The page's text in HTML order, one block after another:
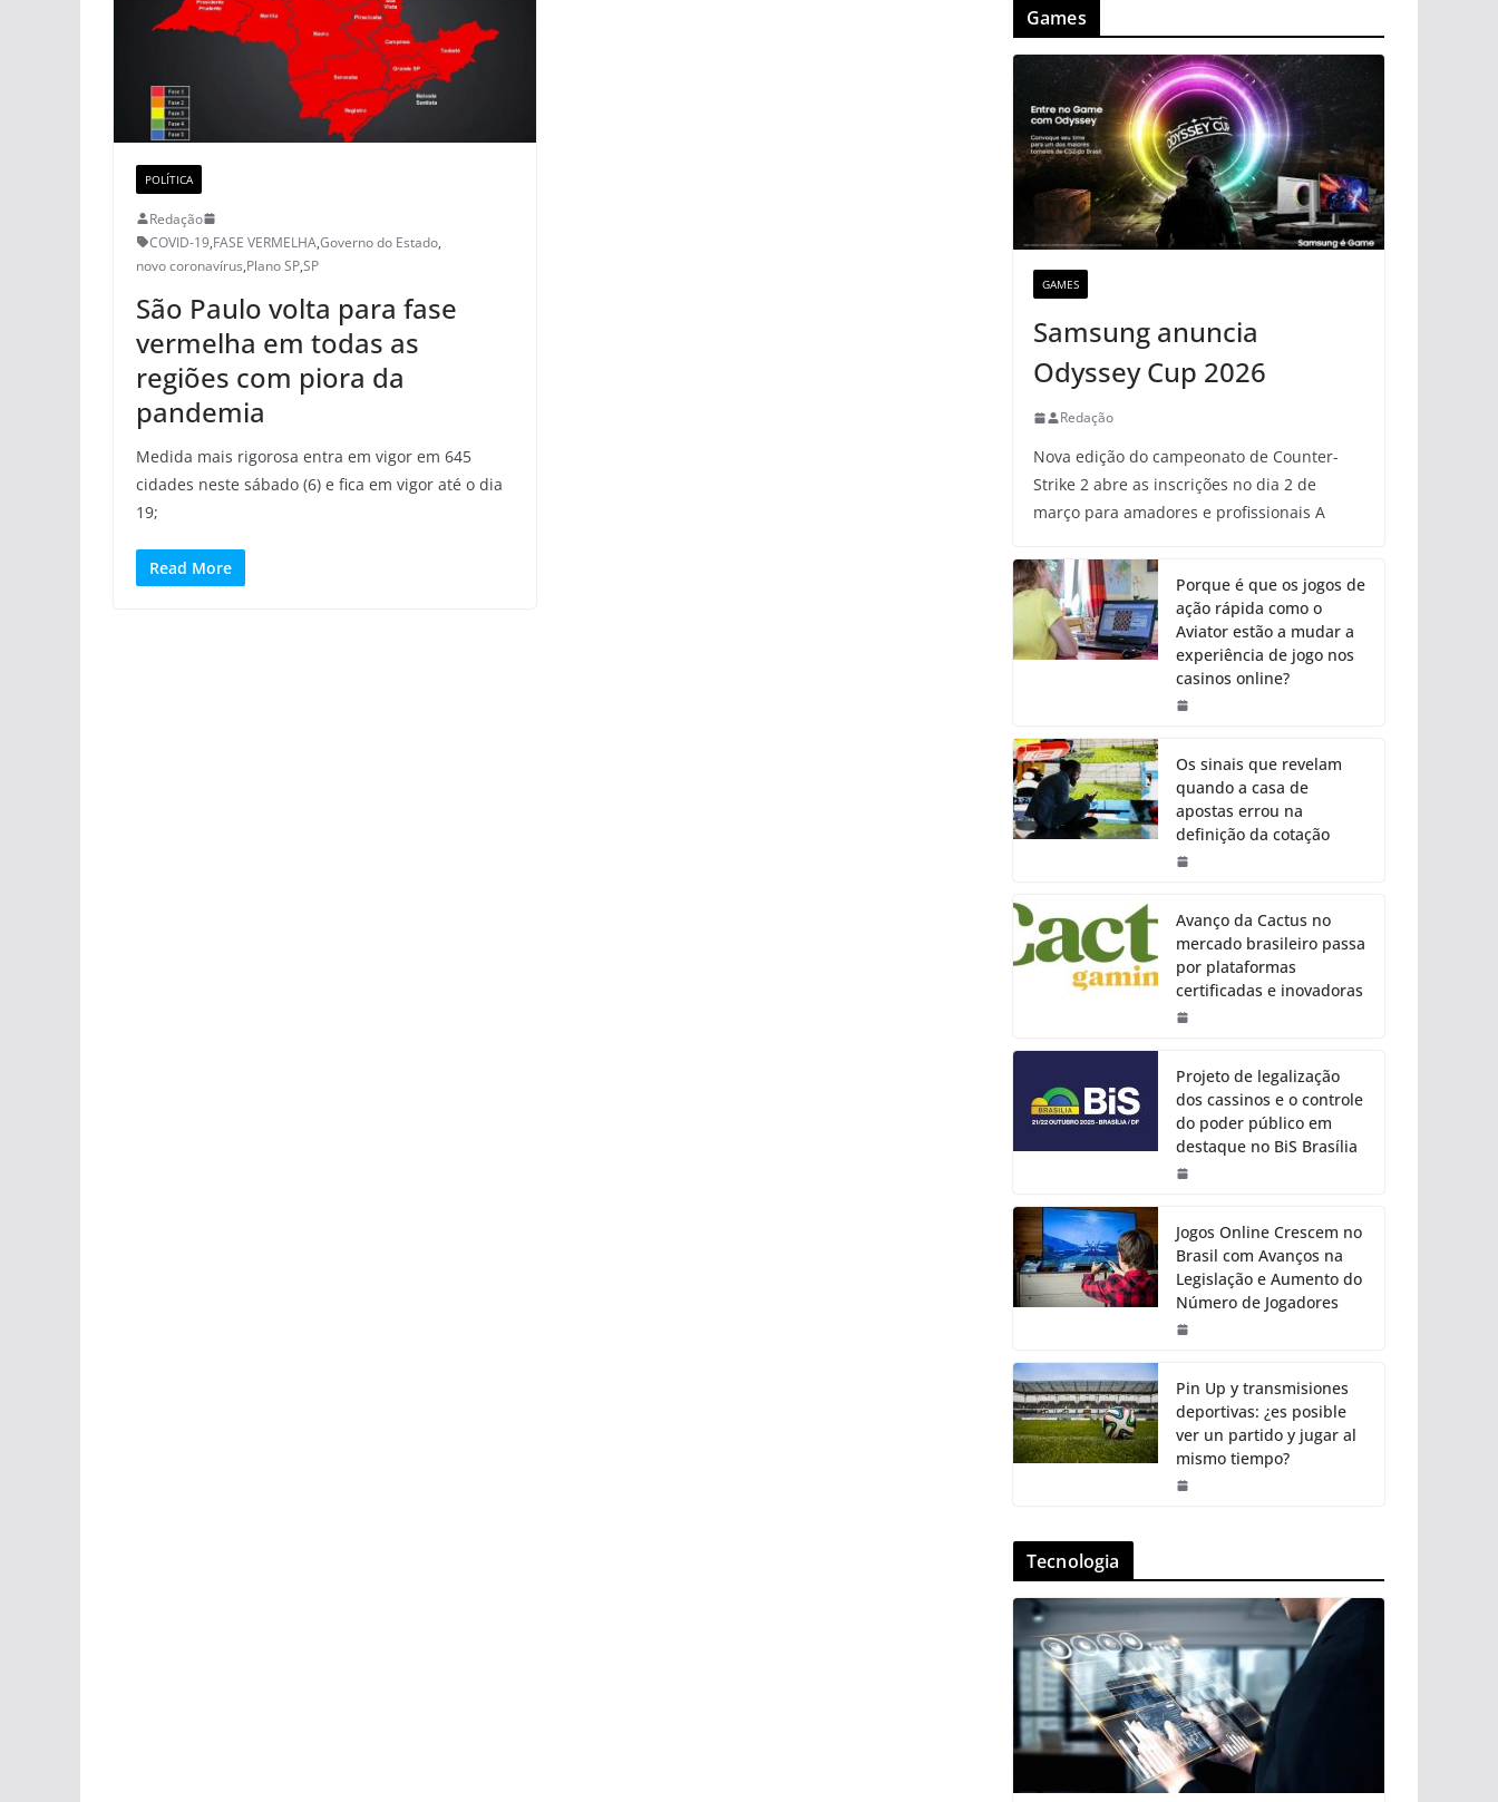
POLÍTICA
Redação
COVID-19,FASE VERMELHA,Governo do Estado,
novo coronavírus,Plano SP,SP
São Paulo volta para fase
vermelha em todas as
regiões com piora da
pandemia
Medida mais rigorosa entra em vigor em 645
cidades neste sábado (6) e fica em vigor até o dia
19;
Read More
Games
GAMES
Samsung anuncia
Odyssey Cup 2026
Redação
Nova edição do campeonato de Counter-
Strike 2 abre as inscrições no dia 2 de
março para amadores e profissionais A
Porque é que os jogos de
ação rápida como o
Aviator estão a mudar a
experiência de jogo nos
casinos online?
Os sinais que revelam
quando a casa de
apostas errou na
definição da cotação
Avanço da Cactus no
mercado brasileiro passa
por plataformas
certificadas e inovadoras
Projeto de legalização
dos cassinos e o controle
do poder público em
destaque no BiS Brasília
Jogos Online Crescem no
Brasil com Avanços na
Legislação e Aumento do
Número de Jogadores
Pin Up y transmisiones
deportivas: ¿es posible
ver un partido y jugar al
mismo tiempo?
Tecnologia